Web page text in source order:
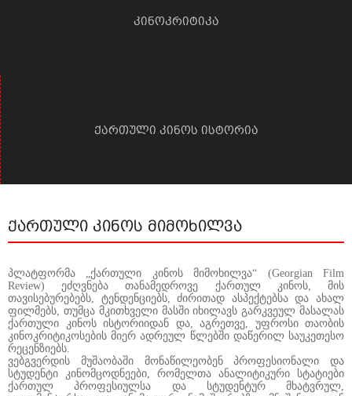
კინოკრიტიკა
ქართული კინოს ისტორია
ქართული კინოს მიმოხილვა
პლატფორმა „ქართული კინოს მიმოხილვა“ (Georgian Film
Review) ეძღვნება თანამედროვე ქართულ კინოს, მის
თავისებურებებს, ტენდენციებს, ძირითად ასპექტებსა და ახალ
ფილმებს, თუმცა მკითხველი მასში იხილავს გარკვეულ მასალას
ქართული კინოს ისტორიიდან და, აგრეთვე, უფროსი თაობის
კინოკრიტიკოსების მიერ ადრეულ წლებში დაწერილ საუკეთესო
რეცენზიებს.
ვებგვერდის მუშაობაში მონაწილეობენ პროფესიონალი და
სტუდენტი კინომცოდნეები, რომელთა ანალიტიკური სტატიები
ქართულ პროფესიულსა და სტუდენტურ მხატვრულ,